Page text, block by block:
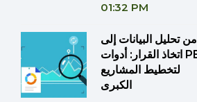
01:32 PM
من تحليل البيانات إلى
اتخاذ القرار: أدوات PEC
لتخطيط المشاريع
الكبرى